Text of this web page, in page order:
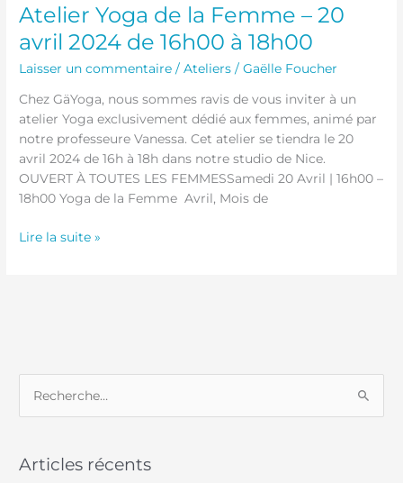
Atelier Yoga de la Femme – 20
avril 2024 de 16h00 à 18h00
Laisser un commentaire /Ateliers /Gaëlle Foucher
Chez GäYoga, nous sommes ravis de vous inviter à un
atelier Yoga exclusivement dédié aux femmes, animé par
notre professeure Vanessa. Cet atelier se tiendra le 20
avril 2024 de 16h à 18h dans notre studio de Nice.
OUVERT À TOUTES LES FEMMESSamedi 20 Avril | 16h00 –
18h00 Yoga de la Femme Avril, Mois de
Lire la suite »
h
Articles récents